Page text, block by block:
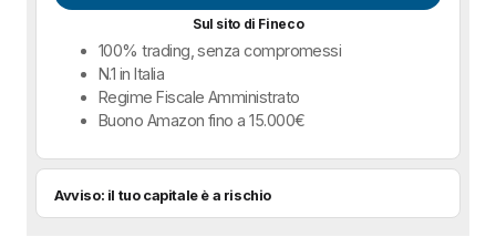
Sul sito di Fineco
100% trading, senza compromessi
N.1 in Italia
Regime Fiscale Amministrato
Buono Amazon fino a 15.000€
Avviso: il tuo capitale è a rischio